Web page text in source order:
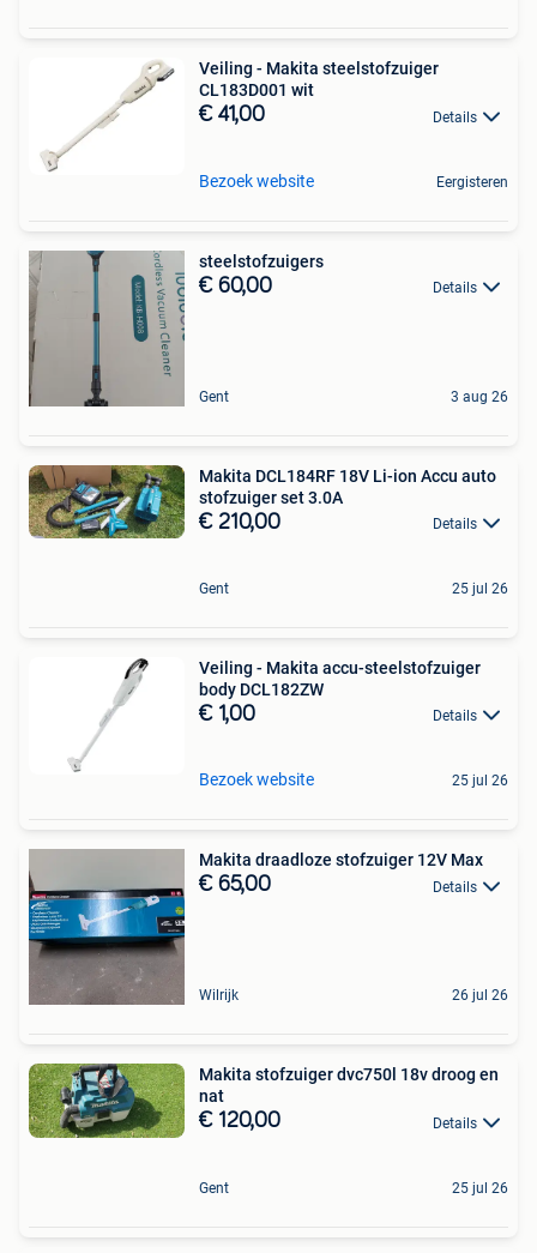
Veiling - Makita steelstofzuiger
CL183D001 wit
€ 41,00 Details
Bezoek website Eergisteren
steelstofzuigers
€ 60,00 Details
Gent 3 aug 26
Makita DCL184RF 18V Li-ion Accu auto
stofzuiger set 3.0A
€ 210,00 Details
Gent 25 jul 26
Veiling - Makita accu-steelstofzuiger
body DCL182ZW
€ 1,00 Details
Bezoek website 25 jul 26
Makita draadloze stofzuiger 12V Max
€ 65,00 Details
Wilrijk 26 jul 26
Makita stofzuiger dvc750l 18v droog en
nat
€ 120,00 Details
Gent 25 jul 26